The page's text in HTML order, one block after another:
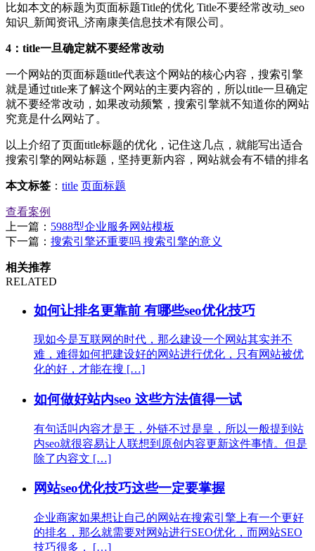
比如本文的标题为页面标题Title的优化 Title不要经常改动_seo
知识_新闻资讯_济南康美信息技术有限公司。
4：title一旦确定就不要经常改动
一个网站的页面标题title代表这个网站的核心内容，搜索引擎
就是通过title来了解这个网站的主要内容的，所以title一旦确定
就不要经常改动，如果改动频繁，搜索引擎就不知道你的网站
究竟是什么网站了。
以上介绍了页面title标题的优化，记住这几点，就能写出适合
搜索引擎的网站标题，坚持更新内容，网站就会有不错的排名
本文标签 ： title 页面标题
查看案例
上一篇： 5988型企业服务网站模板
下一篇： 搜索引擎还重要吗 搜索引擎的意义
相关推荐
RELATED
如何让排名更靠前 有哪些seo优化技巧
现如今是互联网的时代，那么建设一个网站其实并不
难，难得如何把建设好的网站进行优化，只有网站被优
化的好，才能在搜 […]
如何做好站内seo 这些方法值得一试
有句话叫内容才是王，外链不过是皇，所以一般提到站
内seo就很容易让人联想到原创内容更新这件事情。但是
除了内容文 […]
网站seo优化技巧这些一定要掌握
企业商家如果想让自己的网站在搜索引擎上有一个更好
的排名，那么就需要对网站进行SEO优化，而网站SEO
技巧很多， […]